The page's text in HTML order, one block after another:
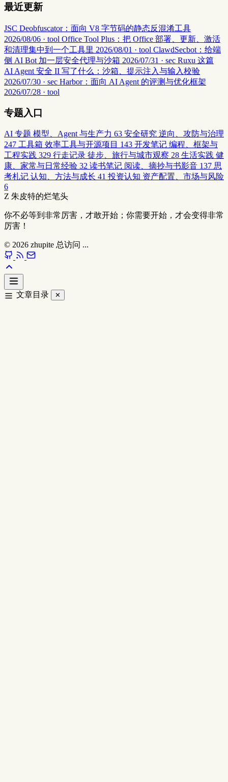
最近更新
JSC Deobfuscator：面向 V8 字节码的静态反混淆工具
2026/08/06 · tool Office Tool Plus：把 Office 部署、更新、激活
和清理集中到一个工具里 2026/08/01 · tool ClawdSecbot：给端
侧 AI Bot 加一层安全代理与沙箱 2026/07/31 · sec Ruxu 这篇
AI Agent 安全 II 写了什么：沙箱、提示注入与输入校验
2026/07/30 · sec Harbor：面向 AI Agent 的评测与优化框架
2026/07/28 · tool
专题入口
AI 专题 模型、Agent 与生产力 63 安全研究 逆向、攻防与治理
247 工具箱 效率工具与开源项目 143 开发笔记 编程、框架与
工程实践 329 行走记录 徒步、旅行与城市观察 28 生活实践 健
康、家常与日常经验 32 读书笔记 阅读、摘抄与书影音 137 思
考札记 认知、方法与成长 41 投资认知 资产配置、市场与风险
6
Z 朱皮特的烂笔头
你不必等到非常厉害，才敢开始；你需要开始，才会变得非常
厉害！
© 2026 zhupite 总访问 ...
文章目录 ✕